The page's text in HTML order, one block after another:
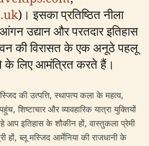
)। इसका प्रतिष्ठित नीला
उद्यान और परतदार इतिहास
की विरासत के एक अनूठे पहलू
लिए आमंत्रित करते हैं।
की उत्पत्ति, स्थापत्य कला के महत्व,
शिष्टाचार और व्यावहारिक यात्रा युक्तियों
आप इतिहास के शौकीन हों, वास्तुकला प्रेमी
हों, ब्लू मस्जिद आर्मेनिया की राजधानी के